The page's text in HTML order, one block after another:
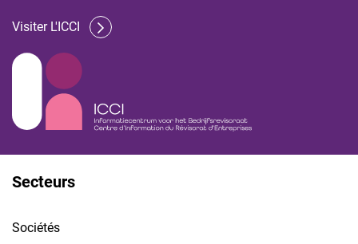
Visiter L'ICCI
Secteurs
Sociétés